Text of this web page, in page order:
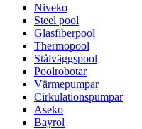
Niveko
Steel pool
Glasfiberpool
Thermopool
Stålväggspool
Poolrobotar
Värmepumpar
Cirkulationspumpar
Aseko
Bayrol